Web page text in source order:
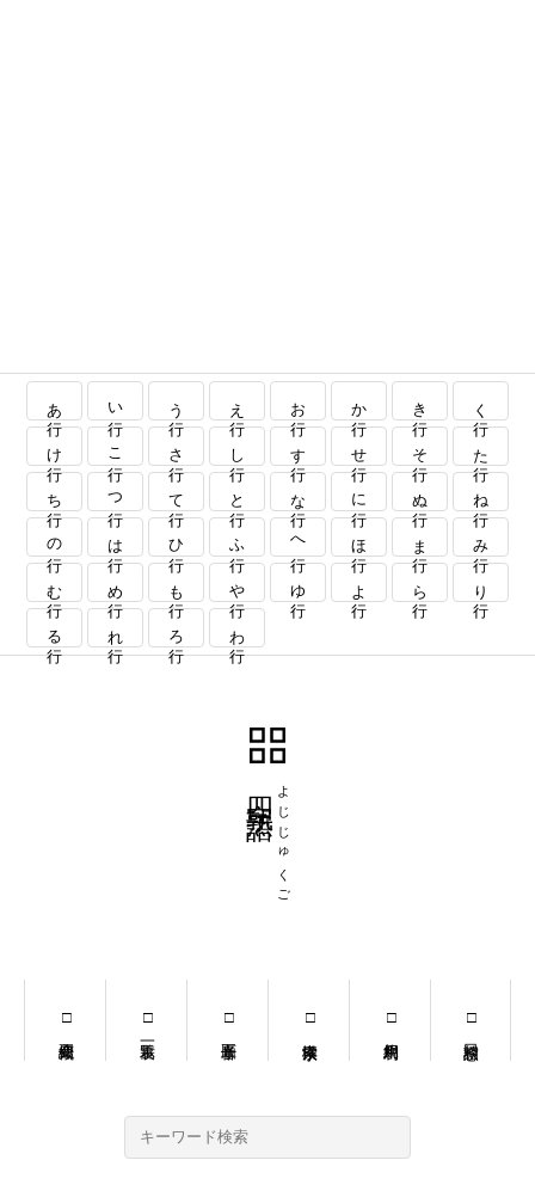
あ行 い行 う行 え行 お行 か行 き行 く行
け行 こ行 さ行 し行 す行 せ行 そ行 た行
ち行 つ行 て行 と行 な行 に行 ぬ行 ね行
の行 は行 ひ行 ふ行 へ行 ほ行 ま行 み行
む行 め行 も行 や行 ゆ行 よ行 ら行 り行
る行 れ行 ろ行 わ行
よじじゅくご